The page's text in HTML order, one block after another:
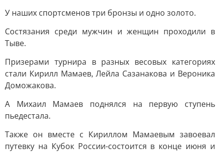
У наших спортсменов три бронзы и одно золото.
Состязания среди мужчин и женщин проходили в
Тыве.
Призерами турнира в разных весовых категориях
стали Кирилл Мамаев, Лейла Сазанакова и Вероника
Доможакова.
А Михаил Мамаев поднялся на первую ступень
пьедестала.
Также он вместе с Кириллом Мамаевым завоевал
путевку на Кубок России-состоится в конце июня и